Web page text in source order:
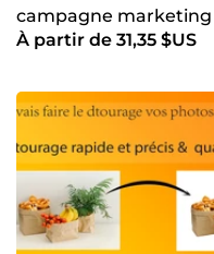
campagne marketing
À partir de 31,35 $US